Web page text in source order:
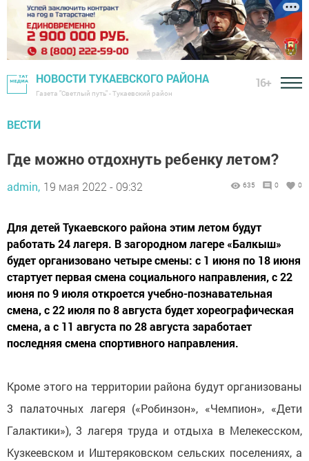
НОВОСТИ ТУКАЕВСКОГО РАЙОНА
Газета "Светлый путь" - Тукаевский район
16+
ВЕСТИ
Где можно отдохнуть ребенку летом?
admin, 19 мая 2022 - 09:32 635 0 0
Для детей Тукаевского района этим летом будут
работать 24 лагеря. В загородном лагере «Балкыш»
будет организовано четыре смены: с 1 июня по 18 июня
стартует первая смена социального направления, с 22
июня по 9 июля откроется учебно-познавательная
смена, с 22 июля по 8 августа будет хореографическая
смена, а с 11 августа по 28 августа заработает
последняя смена спортивного направления.
Кроме этого на территории района будут организованы
3 палаточных лагеря («Робинзон», «Чемпион», «Дети
Галактики»), 3 лагеря труда и отдыха в Мелекесском,
Кузкеевском и Иштеряковском сельских поселениях, а